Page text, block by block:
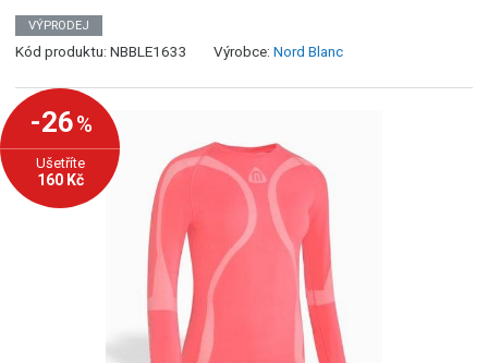
n
a
VÝPRODEJ
Kód produktu:NBBLE1633 Výrobce:Nord Blanc
-26%
Ušetříte
160 Kč